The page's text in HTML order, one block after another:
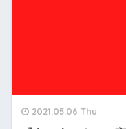
2021.05.06 Thu